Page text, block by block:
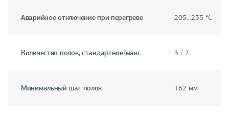
Аварийное отключение при перегреве 205…235 °C
Количество полок, стандартное/макс. 3 / 7
Минимальный шаг полок 162 мм